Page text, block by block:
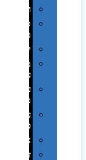
רמקולים
סוכריות
ממותגות
יודאיקה
מארזי
עטים
עטי
מתכת
עטי
פלסטיק
אוזניות
זכרונות